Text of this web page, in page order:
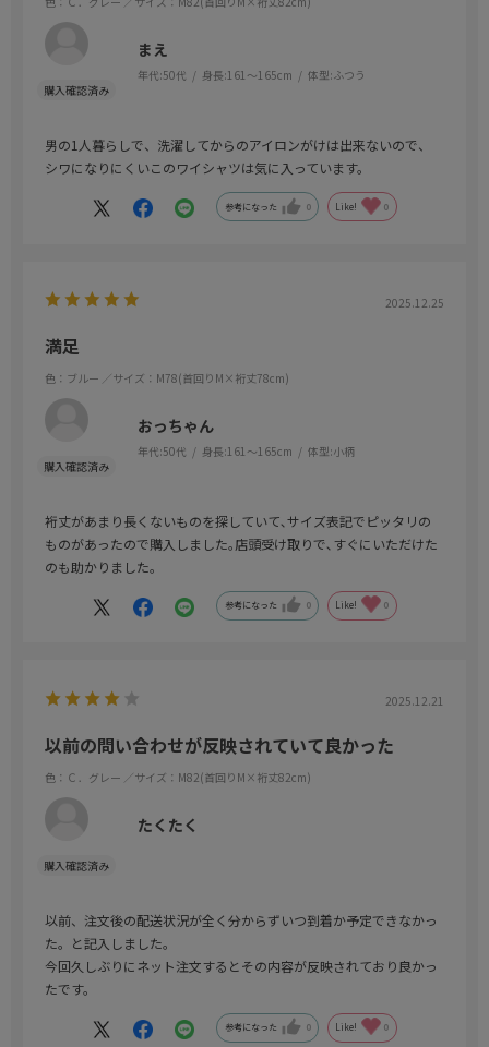
まえ
年代:50代 身長:161～165cm 体型:ふつう
男の1人暮らしで、洗濯してからのアイロンがけは出来ないので、
シワになりにくいこのワイシャツは気に入っています。
参考になった 0 Like! 0
2025.12.25
満足
色：ブルー ／サイズ：M78(首回りM×裄丈78cm)
おっちゃん
年代:50代 身長:161～165cm 体型:小柄
裄丈があまり長くないものを探していて､サイズ表記でピッタリの
ものがあったので購入しました｡店頭受け取りで､すぐにいただけた
のも助かりました｡
参考になった 0 Like! 0
2025.12.21
以前の問い合わせが反映されていて良かった
色：Ｃ．グレー ／サイズ：M82(首回りM×裄丈82cm)
たくたく
以前、注文後の配送状況が全く分からずいつ到着か予定できなかっ
た。と記入しました。
今回久しぶりにネット注文するとその内容が反映されており良かっ
たです。
参考になった 0 Like! 0